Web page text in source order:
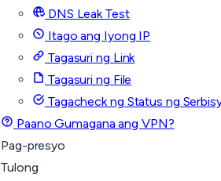
DNS Leak Test
Itago ang Iyong IP
Tagasuri ng Link
Tagasuri ng File
Tagacheck ng Status ng
Paano Gumagana ang VPN?
Pag-presyo
Tulong